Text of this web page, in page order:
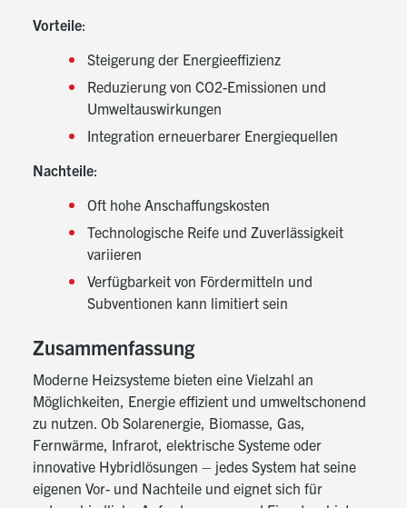
Vorteile:
Steigerung der Energieeffizienz
Reduzierung von CO2-Emissionen und
Umweltauswirkungen
Integration erneuerbarer Energiequellen
Nachteile:
Oft hohe Anschaffungskosten
Technologische Reife und Zuverlässigkeit
variieren
Verfügbarkeit von Fördermitteln und
Subventionen kann limitiert sein
Zusammenfassung
Moderne Heizsysteme bieten eine Vielzahl an
Möglichkeiten, Energie effizient und umweltschonend
zu nutzen. Ob Solarenergie, Biomasse, Gas,
Fernwärme, Infrarot, elektrische Systeme oder
innovative Hybridlösungen – jedes System hat seine
eigenen Vor- und Nachteile und eignet sich für